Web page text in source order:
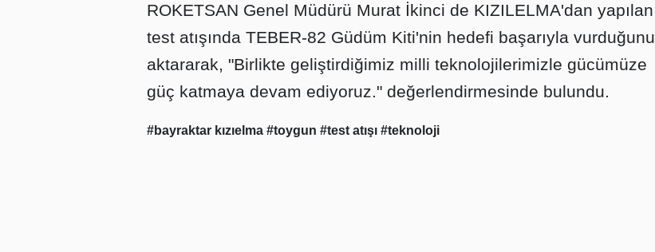
ROKETSAN Genel Müdürü Murat İkinci de KIZILELMA'dan yapılan
test atışında TEBER-82 Güdüm Kiti'nin hedefi başarıyla vurduğunu
aktararak, "Birlikte geliştirdiğimiz milli teknolojilerimizle gücümüze
güç katmaya devam ediyoruz." değerlendirmesinde bulundu.
#bayraktar kızıelma #toygun #test atışı #teknoloji